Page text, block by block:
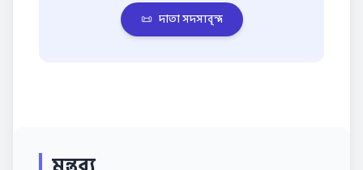
📜 দাতা সদস্যবৃন্দ